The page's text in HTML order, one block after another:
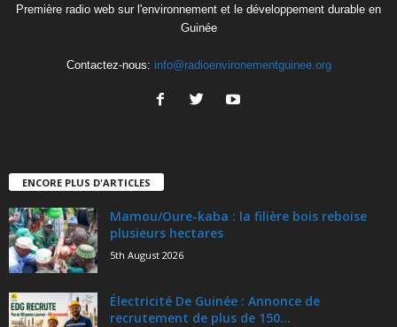
Première radio web sur l'environnement et le développement durable en
Guinée
Contactez-nous: info@radioenvironementguinee.org
ENCORE PLUS D'ARTICLES
Mamou/Oure-kaba : la filière bois reboise
plusieurs hectares
5th August 2026
Électricité De Guinée : Annonce de
recrutement de plus de 150...